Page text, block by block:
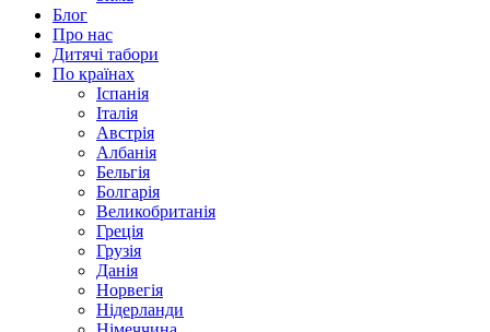
Блог
Про нас
Дитячі табори
По країнах
Іспанія
Італія
Австрія
Албанія
Бельгія
Болгарія
Великобританія
Греція
Грузія
Данія
Норвегія
Нідерланди